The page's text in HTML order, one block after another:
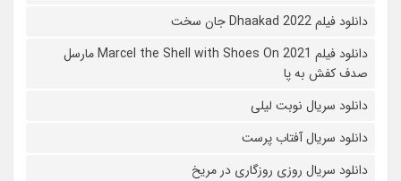
دانلود فیلم Dhaakad 2022 جان سخت
دانلود فیلم Marcel the Shell with Shoes On 2021 مارسل
صدف کفش به پا
دانلود سریال نوبت لیلی
دانلود سریال آفتاب پرست
دانلود سریال روزی روزگاری در مریخ